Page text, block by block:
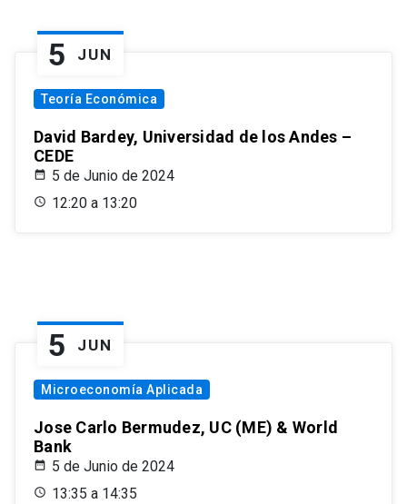
5 JUN
Teoría Económica
David Bardey, Universidad de los Andes –
CEDE
5 de Junio de 2024
12:20 a 13:20
5 JUN
Microeconomía Aplicada
Jose Carlo Bermudez, UC (ME) & World
Bank
5 de Junio de 2024
13:35 a 14:35